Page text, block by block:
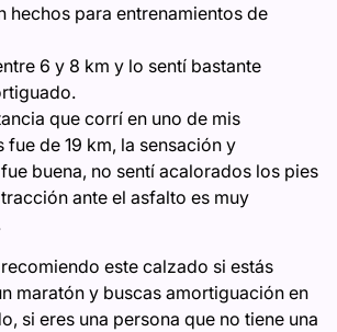
hechos para entrenamientos de
6 y 8 km y lo sentí bastante
que corrí en uno de mis
fue de 19 km, la sensación y
buena, no sentí acalorados los pies
ante el asfalto es muy
este calzado si estás
maratón y buscas amortiguación en
si eres una persona que no tiene una